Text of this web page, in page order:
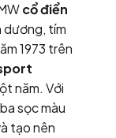
cổ điển
dương, tím
1973 trên
năm. Với
ba sọc màu
tạo nên